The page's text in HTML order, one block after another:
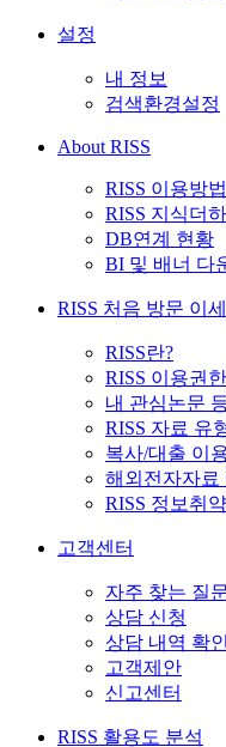
설정
내 정보
검색환경설정
About RISS
RISS 이용방법
RISS 지식더하
DB연계 현황
BI 및 배너 다
RISS 처음 방문 이
RISS란?
RISS 이용권한
내 관심논문
RISS 자료 유
복사/대출 이
해외전자자료
RISS 정보취
고객센터
자주 찾는 질
상담 신청
상담 내역 확인
고객제안
신고센터
RISS 활용도 분석